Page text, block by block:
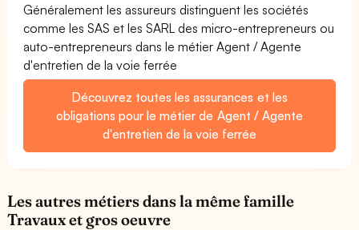
Généralement les assureurs distinguent les sociétés
comme les SAS et les SARL des micro-entrepreneurs ou
auto-entrepreneurs dans le métier Agent / Agente
d'entretien de la voie ferrée
Découvrez toutes les assurances et les
obligations pour le métier de Agent / Agente
d'entretien de la voie ferrée
Les autres métiers dans la même famille
Travaux et gros oeuvre